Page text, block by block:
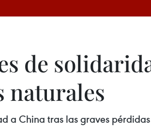
de
naturales
a China tras las graves